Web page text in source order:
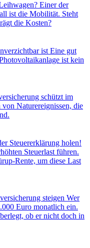
Einer der
ist die Mobilität. Steht
die Kosten?
ist Eine gut
ist kein
schützt im
Naturereignissen, die
Steuererklärung holen!
Steuerlast führen.
Rente, um diese Last
steigen Wer
Euro monatlich ein.
ob er nicht doch in